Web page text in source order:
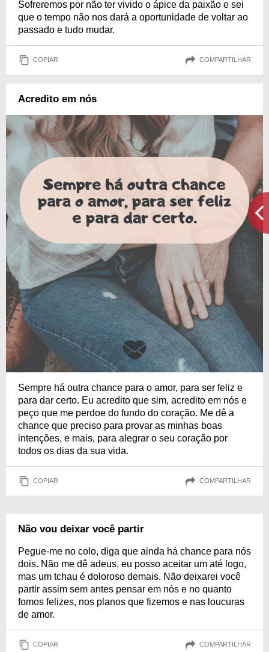
Sofreremos por não ter vivido o ápice da paixão e sei
que o tempo não nos dará a oportunidade de voltar ao
passado e tudo mudar.
COPIAR COMPARTILHAR
Acredito em nós
Sempre há outra chance para o amor, para ser feliz e
para dar certo. Eu acredito que sim, acredito em nós e
peço que me perdoe do fundo do coração. Me dê a
chance que preciso para provar as minhas boas
intenções, e mais, para alegrar o seu coração por
todos os dias da sua vida.
COPIAR COMPARTILHAR
Não vou deixar você partir
Pegue-me no colo, diga que ainda há chance para nós
dois. Não me dê adeus, eu posso aceitar um até logo,
mas um tchau é doloroso demais. Não deixarei você
partir assim sem antes pensar em nós e no quanto
fomos felizes, nos planos que fizemos e nas loucuras
de amor.
COPIAR COMPARTILHAR